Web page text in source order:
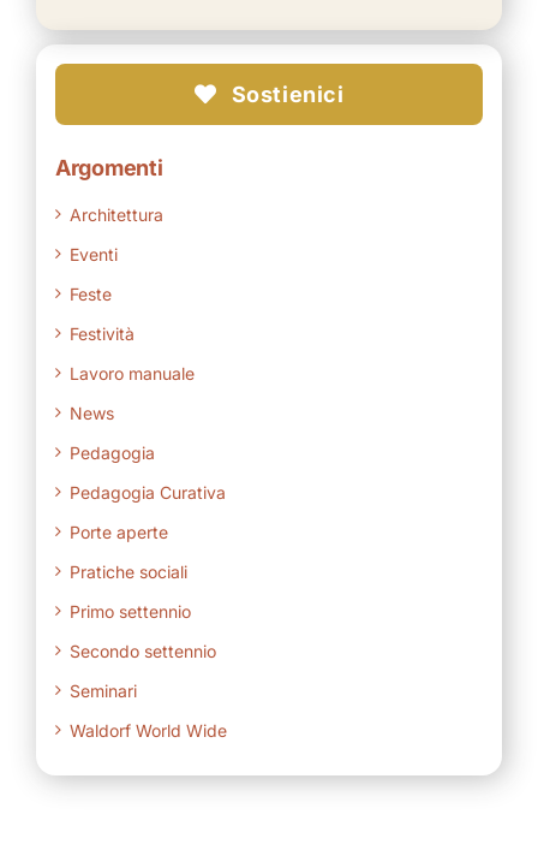
Sostienici
Argomenti
Architettura
Eventi
Feste
Festività
Lavoro manuale
News
Pedagogia
Pedagogia Curativa
Porte aperte
Pratiche sociali
Primo settennio
Secondo settennio
Seminari
Waldorf World Wide